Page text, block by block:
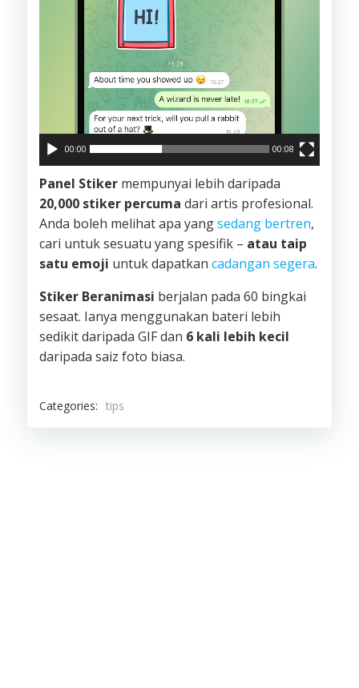
00:00 00:08
Panel Stiker mempunyai lebih daripada
20,000 stiker percuma dari artis profesional.
Anda boleh melihat apa yangsedang bertren,
cari untuk sesuatu yang spesifik – atau taip
satu emoji untuk dapatkan cadangan segera.
Stiker Beranimasi berjalan pada 60 bingkai
sesaat. Ianya menggunakan bateri lebih
sedikit daripada GIF dan 6 kali lebih kecil
daripada saiz foto biasa.
Categories: tips